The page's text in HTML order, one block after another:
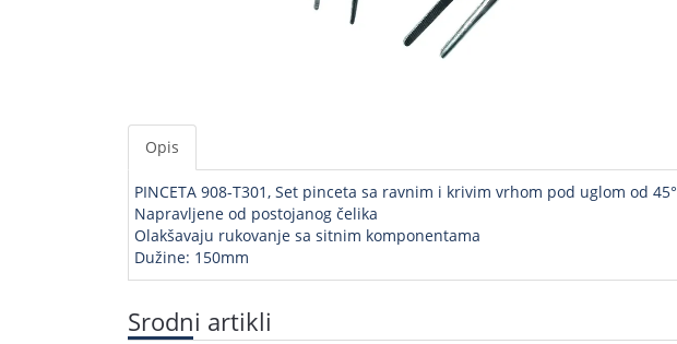
Opis
PINCETA 908-T301, Set pinceta sa ravnim i krivim vrhom pod uglom od 45°
Napravljene od postojanog čelika
Olakšavaju rukovanje sa sitnim komponentama
Dužine: 150mm
Srodni artikli